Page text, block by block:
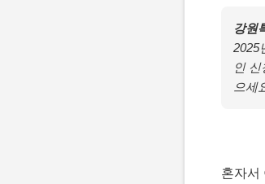
강원
2025
인
으세
혼자서